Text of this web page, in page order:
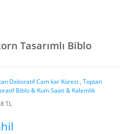
Tasarımlı Biblo
Dekoratif Cam kar Küresi ,Toptan
Biblo & Kum Saati & Kalemlik
TL